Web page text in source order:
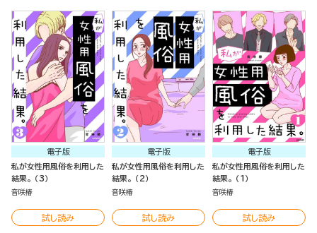
電子版
私が女性用風俗を利用した
結果。 （3）
音咲椿
試し読み
電子版
私が女性用風俗を利用した
結果。 （2）
音咲椿
試し読み
電子版
私が女性用風俗を利用した
結果。 （1）
音咲椿
試し読み